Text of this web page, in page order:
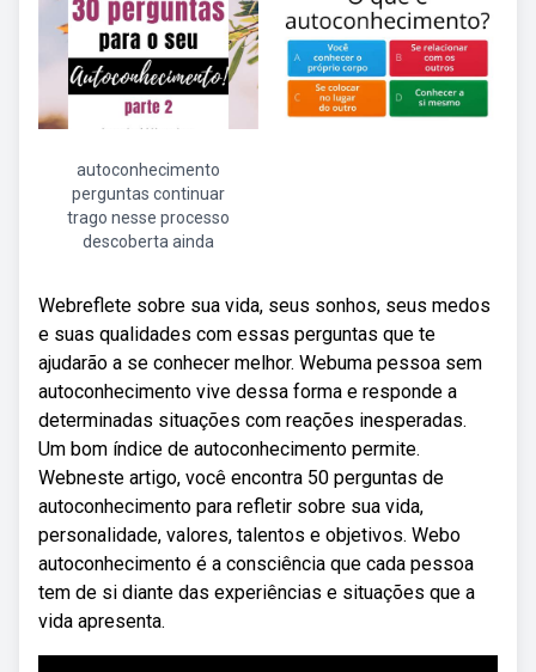
autoconhecimento
perguntas continuar
trago nesse processo
descoberta ainda
Webreflete sobre sua vida, seus sonhos, seus medos
e suas qualidades com essas perguntas que te
ajudarão a se conhecer melhor. Webuma pessoa sem
autoconhecimento vive dessa forma e responde a
determinadas situações com reações inesperadas.
Um bom índice de autoconhecimento permite.
Webneste artigo, você encontra 50 perguntas de
autoconhecimento para refletir sobre sua vida,
personalidade, valores, talentos e objetivos. Webo
autoconhecimento é a consciência que cada pessoa
tem de si diante das experiências e situações que a
vida apresenta.